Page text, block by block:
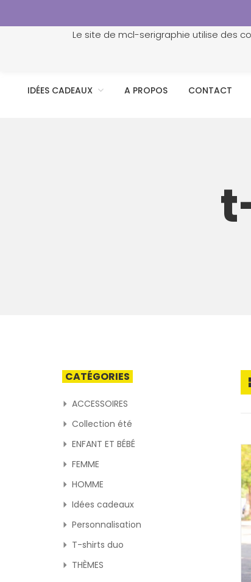
IDÉES CADEAUX A PROPOS CONTACT
CATÉGORIES
ACCESSOIRES
Collection été
ENFANT ET BÉBÉ
FEMME
HOMME
Idées cadeaux
Personnalisation
T-shirts duo
THÈMES
Le site de mcl-serigraphie utilise des